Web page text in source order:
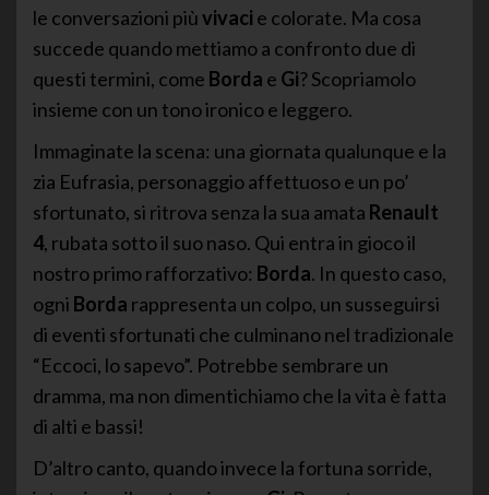
le conversazioni piùvivaci e colorate. Ma cosa
succede quando mettiamo a confronto due di
questi termini, come Borda e Gi? Scopriamolo
insieme con un tono ironico e leggero.
Immaginate la scena: una giornata qualunque e la
zia Eufrasia, personaggio affettuoso e un po’
sfortunato, si ritrova senza la sua amata Renault
4, rubata sotto il suo naso. Qui entra in gioco il
nostro primo rafforzativo: Borda. In questo caso,
ogni Borda rappresenta un colpo, un susseguirsi
di eventi sfortunati che culminano nel tradizionale
“Eccoci, lo sapevo”. Potrebbe sembrare un
dramma, ma non dimentichiamo che la vita è fatta
di alti e bassi!
D’altro canto, quando invece la fortuna sorride,